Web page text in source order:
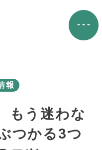
報
もう迷わな
つかる3つ